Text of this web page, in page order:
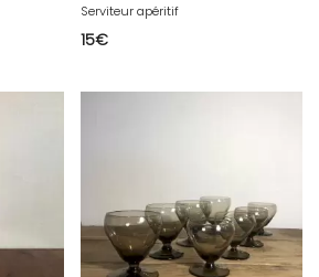
Serviteur apéritif
15€